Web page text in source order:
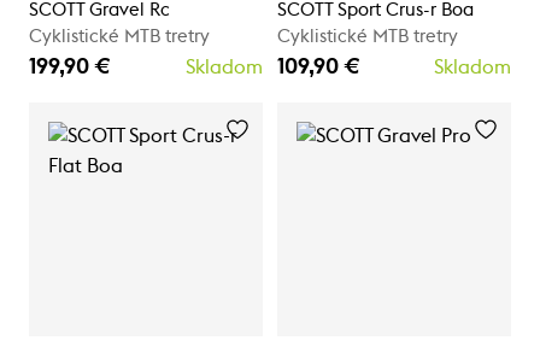
SCOTT Gravel Rc
Cyklistické MTB tretry
199,90 € Skladom
SCOTT Sport Crus-r Boa
Cyklistické MTB tretry
109,90 € Skladom